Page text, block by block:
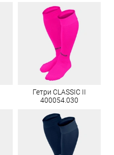
Гетри CLASSIC II
400054.030